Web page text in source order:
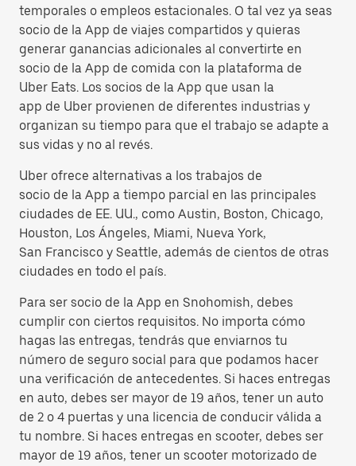
temporales o empleos estacionales. O tal vez ya seas
socio de la App de viajes compartidos y quieras
generar ganancias adicionales al convertirte en
socio de la App de comida con la plataforma de
Uber Eats. Los socios de la App que usan la
app de Uber provienen de diferentes industrias y
organizan su tiempo para que el trabajo se adapte a
sus vidas y no al revés.
Uber ofrece alternativas a los trabajos de
socio de la App a tiempo parcial en las principales
ciudades de EE. UU., como Austin, Boston, Chicago,
Houston, Los Ángeles, Miami, Nueva York,
San Francisco y Seattle, además de cientos de otras
ciudades en todo el país.
Para ser socio de la App en Snohomish, debes
cumplir con ciertos requisitos. No importa cómo
hagas las entregas, tendrás que enviarnos tu
número de seguro social para que podamos hacer
una verificación de antecedentes. Si haces entregas
en auto, debes ser mayor de 19 años, tener un auto
de 2 o 4 puertas y una licencia de conducir válida a
tu nombre. Si haces entregas en scooter, debes ser
mayor de 19 años, tener un scooter motorizado de